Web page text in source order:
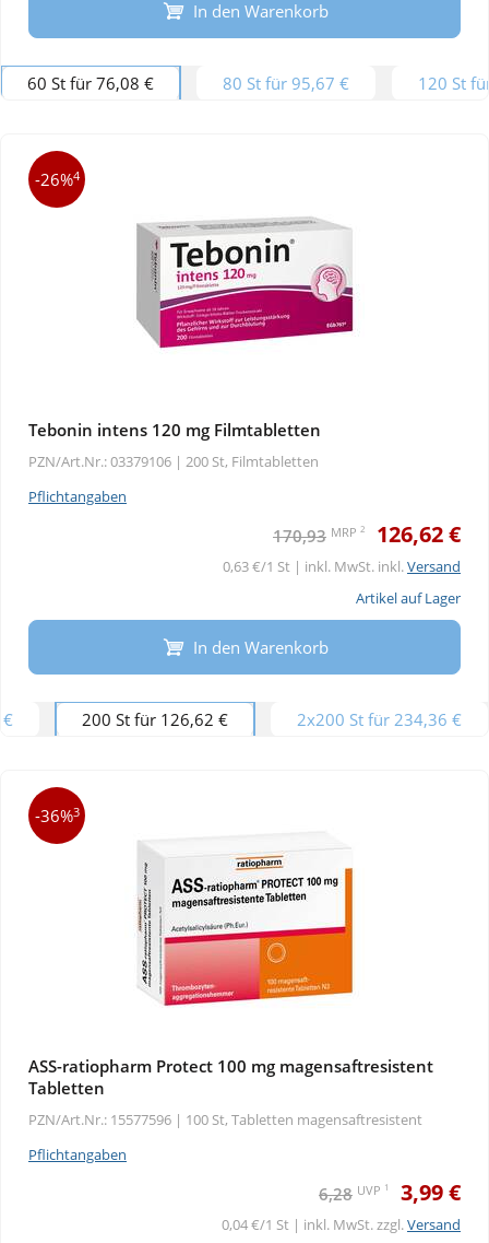
In den Warenkorb
60 St für 76,08 € 80 St für 95,67 € 120 St
-26%4
Tebonin intens 120 mg Filmtabletten
PZN/Art.Nr.: 03379106 | 200 St, Filmtabletten
Pflichtangaben
170,93 MRP 2 126,62 €
0,63 €/1 St | inkl. MwSt. inkl.Versand
Artikel auf Lager
In den Warenkorb
€ 200 St für 126,62 € 2x200 St für 234,36 €
-36%3
ASS-ratiopharm Protect 100 mg magensaftresistent
Tabletten
PZN/Art.Nr.: 15577596 | 100 St, Tabletten magensaftresistent
Pflichtangaben
6,28 UVP 1 3,99 €
0,04 €/1 St | inkl. MwSt. zzgl.Versand